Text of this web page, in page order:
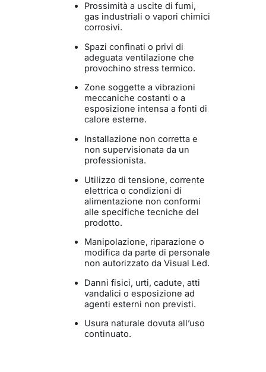
Prossimità a uscite di fumi,
gas industriali o vapori chimici
corrosivi.
Spazi confinati o privi di
adeguata ventilazione che
provochino stress termico.
Zone soggette a vibrazioni
meccaniche costanti o a
esposizione intensa a fonti di
calore esterne.
Installazione non corretta e
non supervisionata da un
professionista.
Utilizzo di tensione, corrente
elettrica o condizioni di
alimentazione non conformi
alle specifiche tecniche del
prodotto.
Manipolazione, riparazione o
modifica da parte di personale
non autorizzato da Visual Led.
Danni fisici, urti, cadute, atti
vandalici o esposizione ad
agenti esterni non previsti.
Usura naturale dovuta all’uso
continuato.